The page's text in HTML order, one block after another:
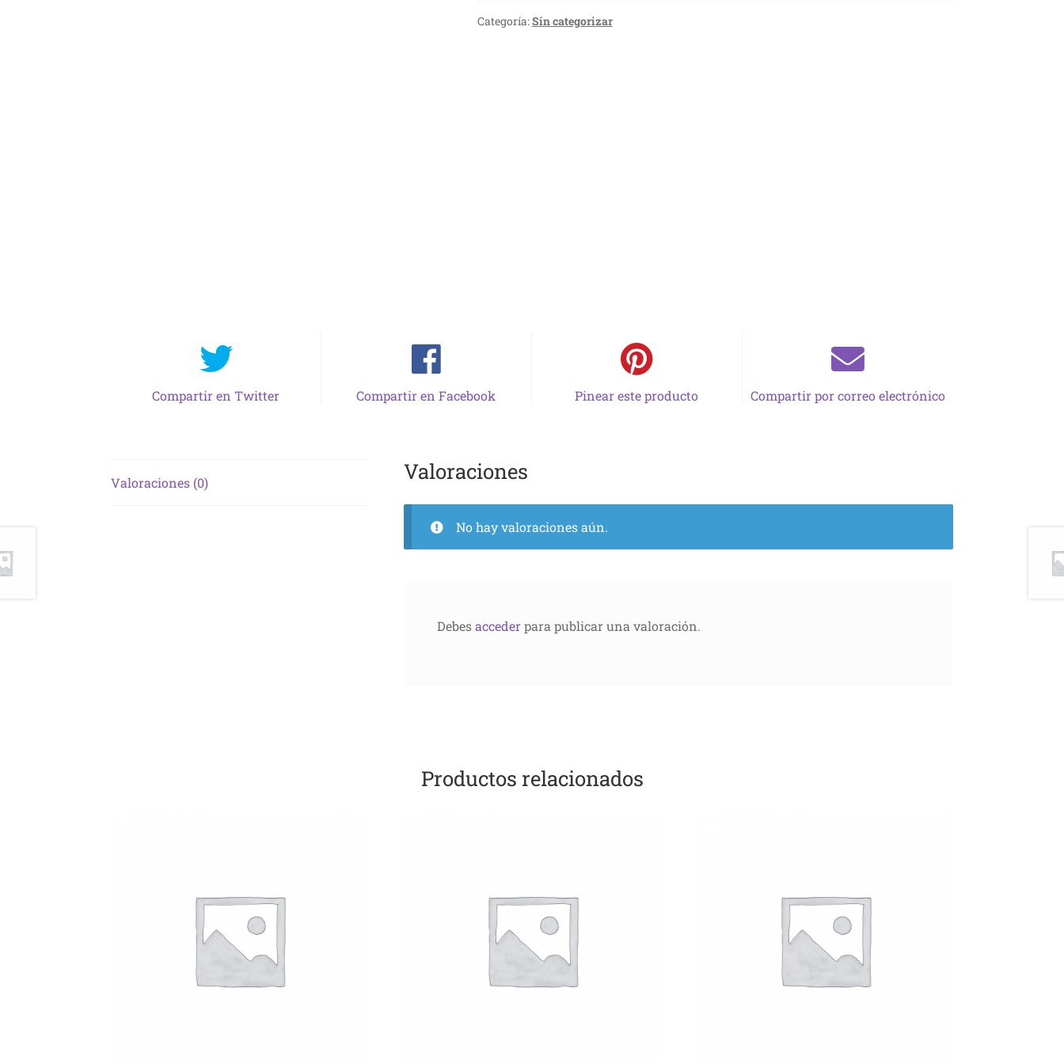
Categoría:Sin categorizar
Compartir en Twitter Compartir en Facebook Pinear este producto Compartir por correo electrónico
Valoraciones (0) Valoraciones
No hay valoraciones aún.
Debesaccederpara publicar una valoración.
Productos relacionados